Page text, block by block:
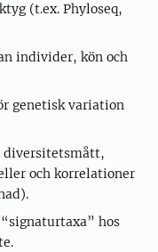
(t.ex. Phyloseq,
individer, kön och
genetisk variation
diversitetsmått,
och korrelationer
hos